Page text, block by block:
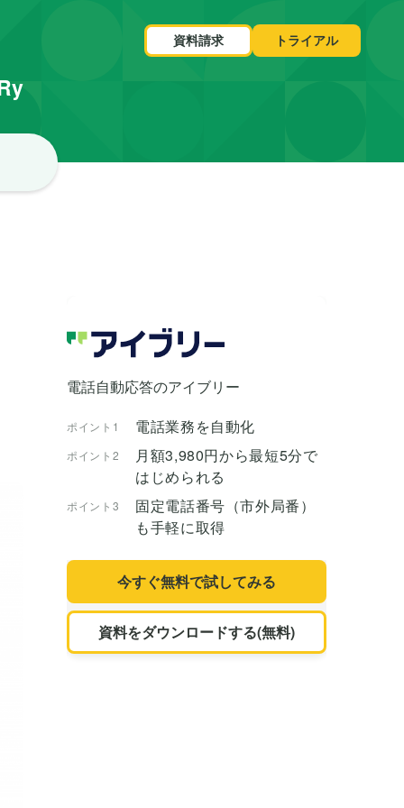
資料請求 トライアル
電話自動応答のアイブリー
ポイント1 電話業務を自動化
ポイント2
月額3,980円から最短5分で
はじめられる
ポイント3
固定電話番号（市外局番）
も手軽に取得
今すぐ無料で試してみる
資料をダウンロードする(無料)